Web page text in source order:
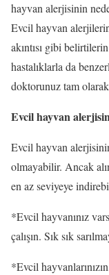
hayvan alerjisinin
Evcil hayvan
akıntısı gibi
hastalıklarla da
doktorunuz tam
Evcil hayvan
Evcil hayvan
olmayabilir. Ancak
en az seviyeye
*Evcil hayvanınız
çalışın. Sık sık
*Evcil